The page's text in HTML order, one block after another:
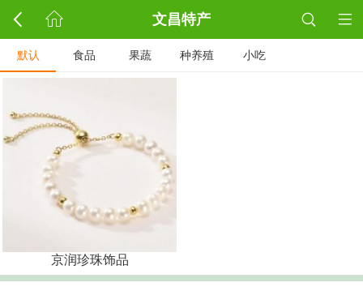
文昌特产
默认 食品 果蔬 种养殖 小吃
京润珍珠饰品